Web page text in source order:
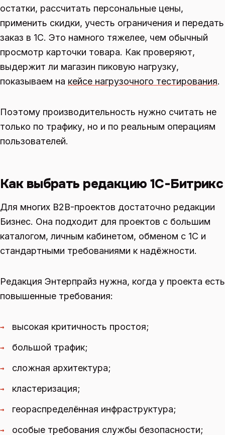
остатки, рассчитать персональные цены,
применить скидки, учесть ограничения и передать
заказ в 1С. Это намного тяжелее, чем обычный
просмотр карточки товара. Как проверяют,
выдержит ли магазин пиковую нагрузку,
показываем на кейсе нагрузочного тестирования.
Поэтому производительность нужно считать не
только по трафику, но и по реальным операциям
пользователей.
Как выбрать редакцию 1С-Битрикс
Для многих B2B-проектов достаточно редакции
Бизнес. Она подходит для проектов с большим
каталогом, личным кабинетом, обменом с 1С и
стандартными требованиями к надёжности.
Редакция Энтерпрайз нужна, когда у проекта есть
повышенные требования:
→ высокая критичность простоя;
→ большой трафик;
→ сложная архитектура;
→ кластеризация;
→ геораспределённая инфраструктура;
→ особые требования службы безопасности;